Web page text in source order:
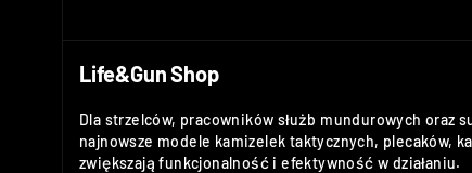
Life&Gun Shop
Dla strzelców, pracowników służb mundurowych oraz
najnowsze modele kamizelek taktycznych, plecaków,
zwiększają funkcjonalność i efektywność w działaniu.